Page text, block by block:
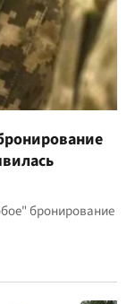
бронирование